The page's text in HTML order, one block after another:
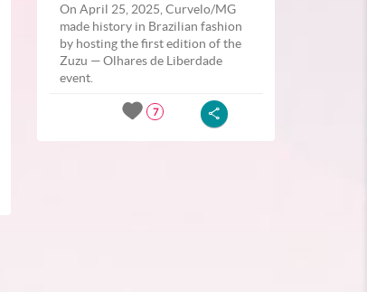
On April 25, 2025, Curvelo/MG
made history in Brazilian fashion
by hosting the first edition of the
Zuzu — Olhares de Liberdade
event.
7